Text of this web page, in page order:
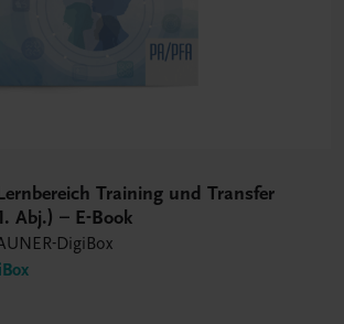
Training und Transfer
Abj.) – E-Book
DigiBox